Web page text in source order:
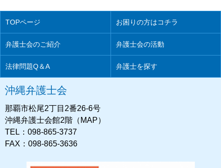
TOPページ お困りの方はコチラ
弁護士会のご紹介 弁護士会の活動
法律問題Q＆A 弁護士を探す
沖縄弁護士会
那覇市松尾2丁目2番26-6号
沖縄弁護士会館2階（MAP）
TEL：098-865-3737
FAX：098-865-3636